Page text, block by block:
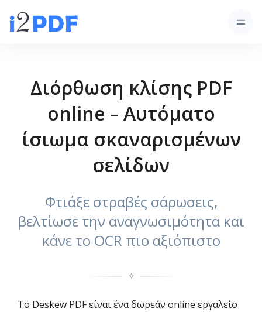
Διόρθωση κλίσης PDF
online – Αυτόματο
ίσιωμα σκαναρισμένων
σελίδων
Φτιάξε στραβές σάρωσεις,
βελτίωσε την αναγνωσιμότητα και
κάνε το OCR πιο αξιόπιστο
✧
Το Deskew PDF είναι ένα δωρεάν online εργαλείο